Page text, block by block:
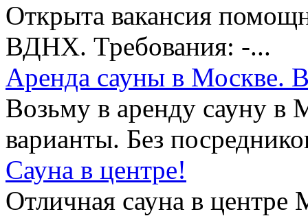
Открыта вакансия
ВДНХ. Требования: -...
Аренда сауны в Москве.
Возьму в аренду сауну в
варианты. Без
Сауна в центре!
Отличная сауна в центре